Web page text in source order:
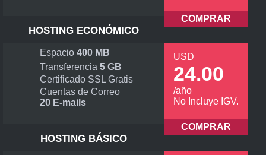
COMPRAR
HOSTING ECONÓMICO
USD
24.00
/año
No Incluye IGV.
COMPRAR
Espacio 400 MB
Transferencia 5 GB
Certificado SSL Gratis
Cuentas de Correo
20 E-mails
HOSTING BÁSICO